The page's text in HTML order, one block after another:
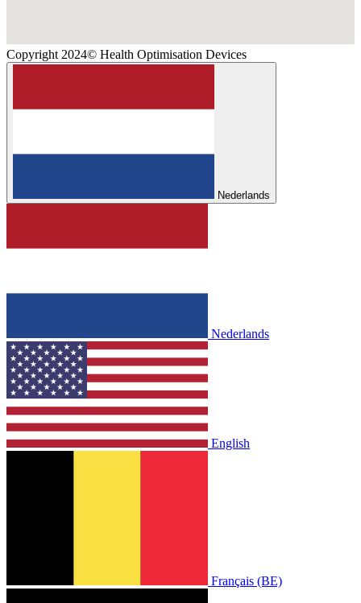
Copyright 2024© Health Optimisation Devices
Nederlands
Nederlands
English
Français (BE)